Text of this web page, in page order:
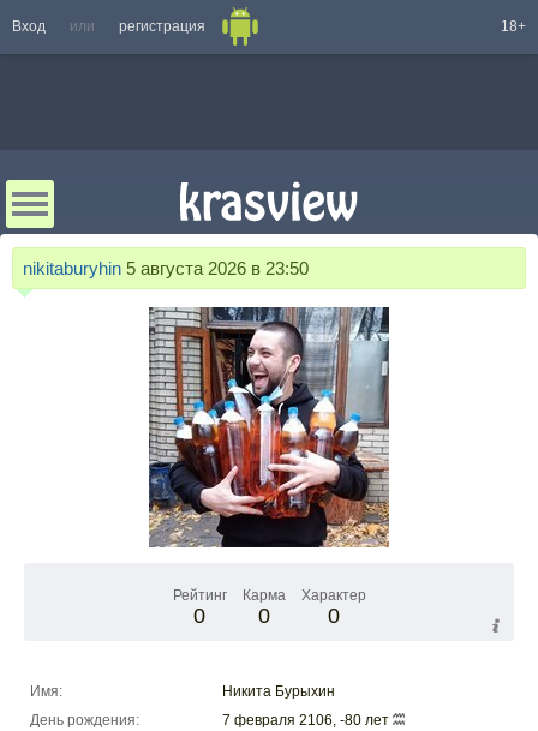
Вход или регистрация 18+
nikitaburyhin 5 августа 2026 в 23:50
Рейтинг
0
Карма
0
Характер
0
Имя:
Никита Бурыхин
День рождения:
7 февраля 2106, -80 лет